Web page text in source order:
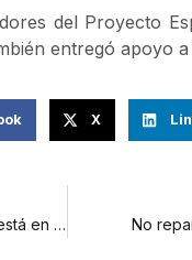
del Proyecto
entregó apoyo
X
Dicen que biblioteca de facultad de Derecho está en proceso de implementación, pero… No